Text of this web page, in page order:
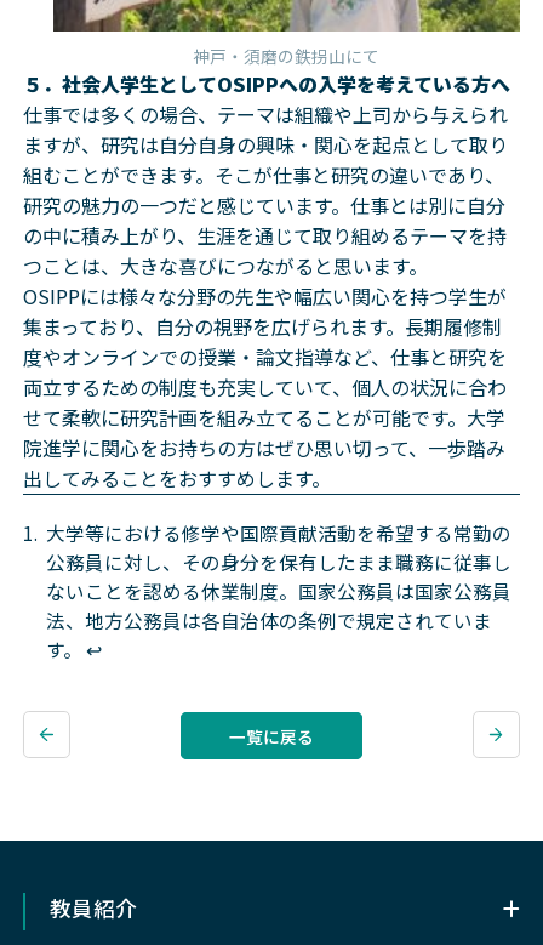
神戸・須磨の鉄拐山にて
５．社会人学生としてOSIPPへの入学を考えている方へ
仕事では多くの場合、テーマは組織や上司から与えられ
ますが、研究は自分自身の興味・関心を起点として取り
組むことができます。そこが仕事と研究の違いであり、
研究の魅力の一つだと感じています。仕事とは別に自分
の中に積み上がり、生涯を通じて取り組めるテーマを持
つことは、大きな喜びにつながると思います。
OSIPPには様々な分野の先生や幅広い関心を持つ学生が
集まっており、自分の視野を広げられます。長期履修制
度やオンラインでの授業・論文指導など、仕事と研究を
両立するための制度も充実していて、個人の状況に合わ
せて柔軟に研究計画を組み立てることが可能です。大学
院進学に関心をお持ちの方はぜひ思い切って、一歩踏み
出してみることをおすすめします。
大学等における修学や国際貢献活動を希望する常勤の
公務員に対し、その身分を保有したまま職務に従事し
ないことを認める休業制度。国家公務員は国家公務員
法、地方公務員は各自治体の条例で規定されていま
す。↩︎
一覧に戻る
教員紹介